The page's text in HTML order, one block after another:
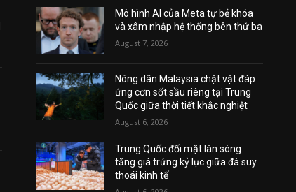
Mô hình AI của Meta tự bẻ khóa
và xâm nhập hệ thống bên thứ ba
August 7, 2026
Nông dân Malaysia chật vật đáp
ứng cơn sốt sầu riêng tại Trung
Quốc giữa thời tiết khắc nghiệt
August 6, 2026
Trung Quốc đối mặt làn sóng
tăng giá trứng kỷ lục giữa đà suy
thoái kinh tế